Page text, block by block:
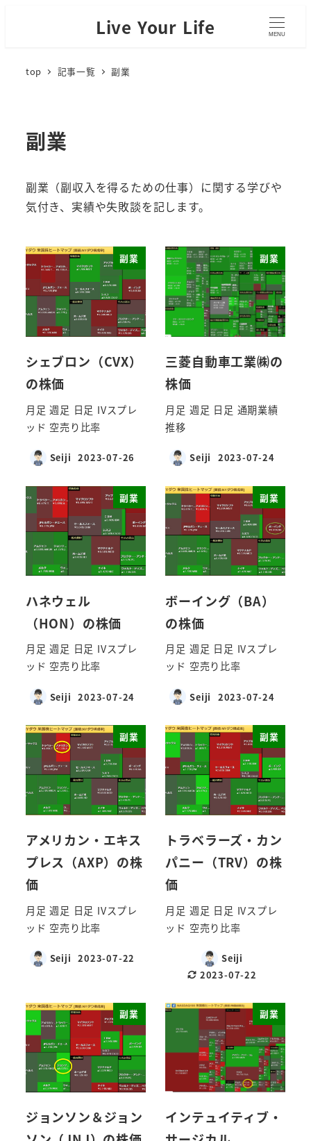
Live Your Life MENU
top 記事一覧 副業
副業
副業（副収入を得るための仕事）に関する学びや
気付き、実績や失敗談を記します。
副業
シェブロン（CVX）
の株価
月足 週足 日足 IVスプレ
ッド 空売り比率
Seiji 2023-07-26
副業
三菱自動車工業㈱の
株価
月足 週足 日足 通期業績
推移
Seiji 2023-07-24
副業
ハネウェル
（HON）の株価
月足 週足 日足 IVスプレ
ッド 空売り比率
Seiji 2023-07-24
副業
ボーイング（BA）
の株価
月足 週足 日足 IVスプレ
ッド 空売り比率
Seiji 2023-07-24
副業
アメリカン・エキス
プレス（AXP）の株
価
月足 週足 日足 IVスプレ
ッド 空売り比率
Seiji 2023-07-22
副業
トラベラーズ・カン
パニー（TRV）の株
価
月足 週足 日足 IVスプレ
ッド 空売り比率
Seiji
2023-07-22
副業
ジョンソン＆ジョン
副業
インテュイティブ・